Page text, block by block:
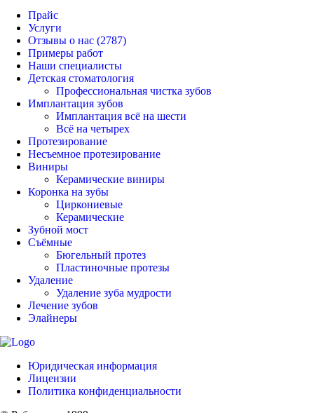
Прайс
Услуги
Отзывы о нас (2787)
Примеры работ
Наши специалисты
Детская стоматология
Профессиональная чистка зубов
Имплантация зубов
Имплантация всё на шести
Всё на четырех
Протезирование
Несъемное протезирование
Виниры
Керамические виниры
Коронка на зубы
Циркониевые
Керамические
Зубной мост
Съёмные
Бюгельный протез
Пластиночные протезы
Удаление
Удаление зуба мудрости
Лечение зубов
Элайнеры
Юридическая информация
Лицензии
Политика конфиденциальности